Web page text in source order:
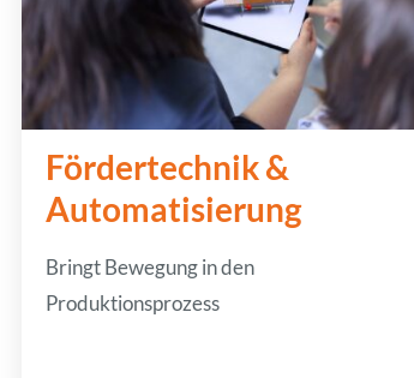
Fördertechnik &
Automatisierung
Bringt Bewegung in den
Produktionsprozess